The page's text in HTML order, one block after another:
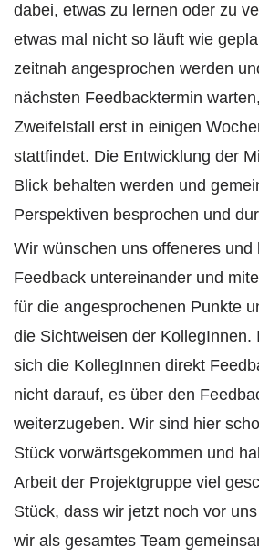
dabei, etwas zu lernen oder zu
etwas mal nicht so läuft wie
zeitnah angesprochen werden
nächsten Feedbacktermin
Zweifelsfall erst in einigen
stattfindet. Die Entwicklung der
Blick behalten werden und
Perspektiven besprochen und
Wir wünschen uns offeneres und
Feedback untereinander und
für die angesprochenen Punkte
die Sichtweisen der KollegInnen.
sich die KollegInnen direkt
nicht darauf, es über den
weiterzugeben. Wir sind hier
Stück vorwärtsgekommen und
Arbeit der Projektgruppe viel
Stück, dass wir jetzt noch vor
wir als gesamtes Team